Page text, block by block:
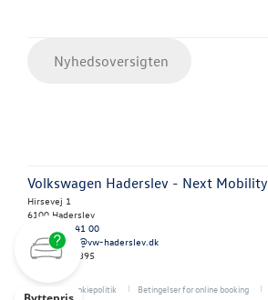
Nyhedsoversigten
Volkswagen Haderslev - Next Mobility
Hirsevej 1
6100 Haderslev
74 52 41 00
E-mail: salg@vw-haderslev.dk
CVR: 27918395
Cookiepolitik Betingelser for online booking